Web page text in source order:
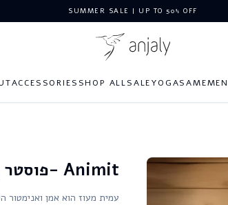
SUMMER SALE | UP TO 50% OFF
MEN
SAME
YOGA
SALE
SHOP ALL
ACCESSORIES
Animit -פוסטר A4
עמית מעוז הוא אמן ואנימטור